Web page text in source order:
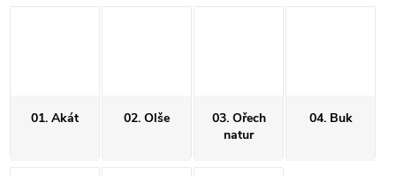
01. Akát 02. Olše
03. Ořech
natur
04. Buk